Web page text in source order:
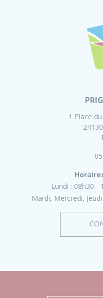
1 Place
Lundi : 08h30 -
Mardi, Mercredi,